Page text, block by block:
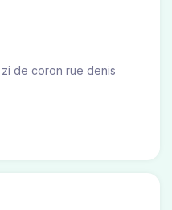
de coron rue denis